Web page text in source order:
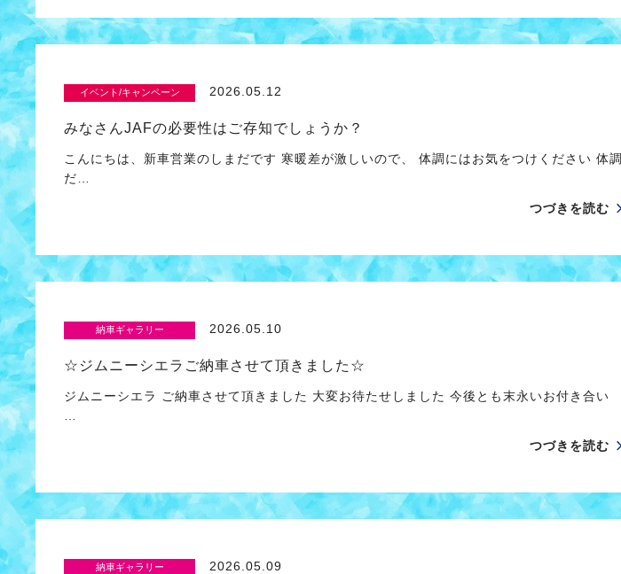
イベント/キャンペーン 2026.05.12
みなさんJAFの必要性はご存知でしょうか？
こんにちは、新車営業のしまだです 寒暖差が激しいので、 体調にはお気をつけください 体調
だ…
つづきを読む
納車ギャラリー 2026.05.10
☆ジムニーシエラご納車させて頂きました☆
ジムニーシエラ ご納車させて頂きました 大変お待たせしました 今後とも末永いお付き合い
つづきを読む
納車ギャラリー 2026.05.09